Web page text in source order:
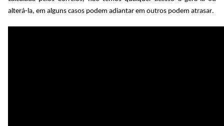
alterá-la, em alguns casos podem adiantar em outros podem atrasar.